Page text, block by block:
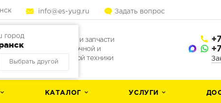
город
Выбрать другой
info@es-yug.ru Задать вопрос
Погрузчики и запчасти
для погрузочной и
строительной техники
КАТАЛОГ УСЛУГИ